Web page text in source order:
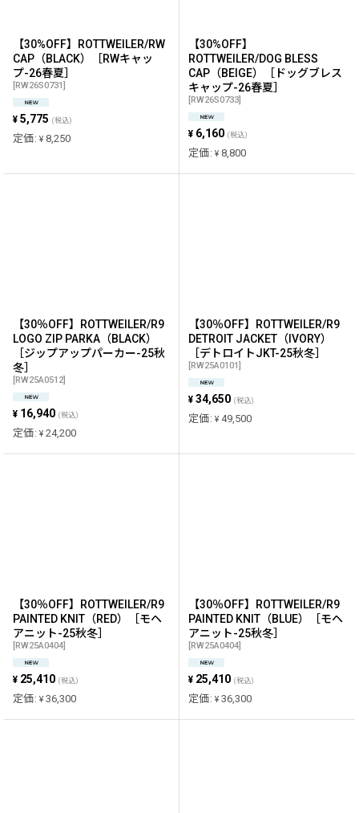
【30%OFF】ROTTWEILER/RW
CAP（BLACK）［RWキャッ
プ-26春夏］
[RW26S0731]
¥ 5,775 (税込)
定価: ¥ 8,250
【30%OFF】
ROTTWEILER/DOG BLESS
CAP（BEIGE）［ドッグブレス
キャップ-26春夏］
[RW26S0733]
¥ 6,160 (税込)
定価: ¥ 8,800
【30％OFF】ROTTWEILER/R9
LOGO ZIP PARKA（BLACK）
［ジップアップパーカー-25秋
冬］
[RW25A0512]
¥ 16,940 (税込)
定価: ¥ 24,200
【30％OFF】ROTTWEILER/R9
DETROIT JACKET（IVORY）
［デトロイトJKT-25秋冬］
[RW25A0101]
¥ 34,650 (税込)
定価: ¥ 49,500
【30％OFF】ROTTWEILER/R9
PAINTED KNIT（RED）［モヘ
アニット-25秋冬］
[RW25A0404]
¥ 25,410 (税込)
定価: ¥ 36,300
【30％OFF】ROTTWEILER/R9
PAINTED KNIT（BLUE）［モヘ
アニット-25秋冬］
[RW25A0404]
¥ 25,410 (税込)
定価: ¥ 36,300